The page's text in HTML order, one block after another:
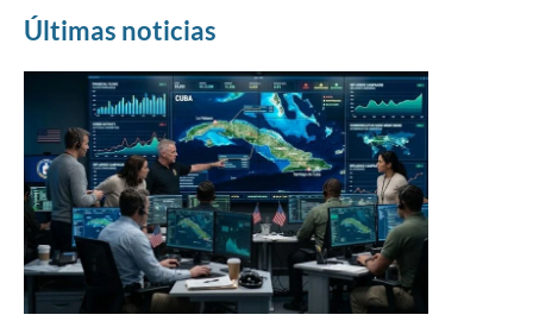
Últimas noticias